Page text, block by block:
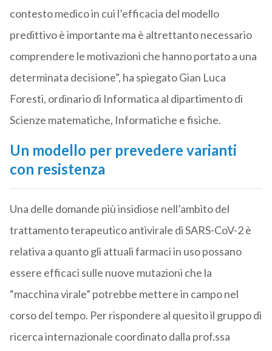
contesto medico in cui l’efficacia del modello
predittivo è importante ma è altrettanto necessario
comprendere le motivazioni che hanno portato a una
determinata decisione”, ha spiegato Gian Luca
Foresti, ordinario di Informatica al dipartimento di
Scienze matematiche, Informatiche e fisiche.
Un modello per prevedere varianti
con resistenza
Una delle domande più insidiose nell’ambito del
trattamento terapeutico antivirale di SARS-CoV-2 è
relativa a quanto gli attuali farmaci in uso possano
essere efficaci sulle nuove mutazioni che la
“macchina virale” potrebbe mettere in campo nel
corso del tempo. Per rispondere al quesito il gruppo di
ricerca internazionale coordinato dalla prof.ssa